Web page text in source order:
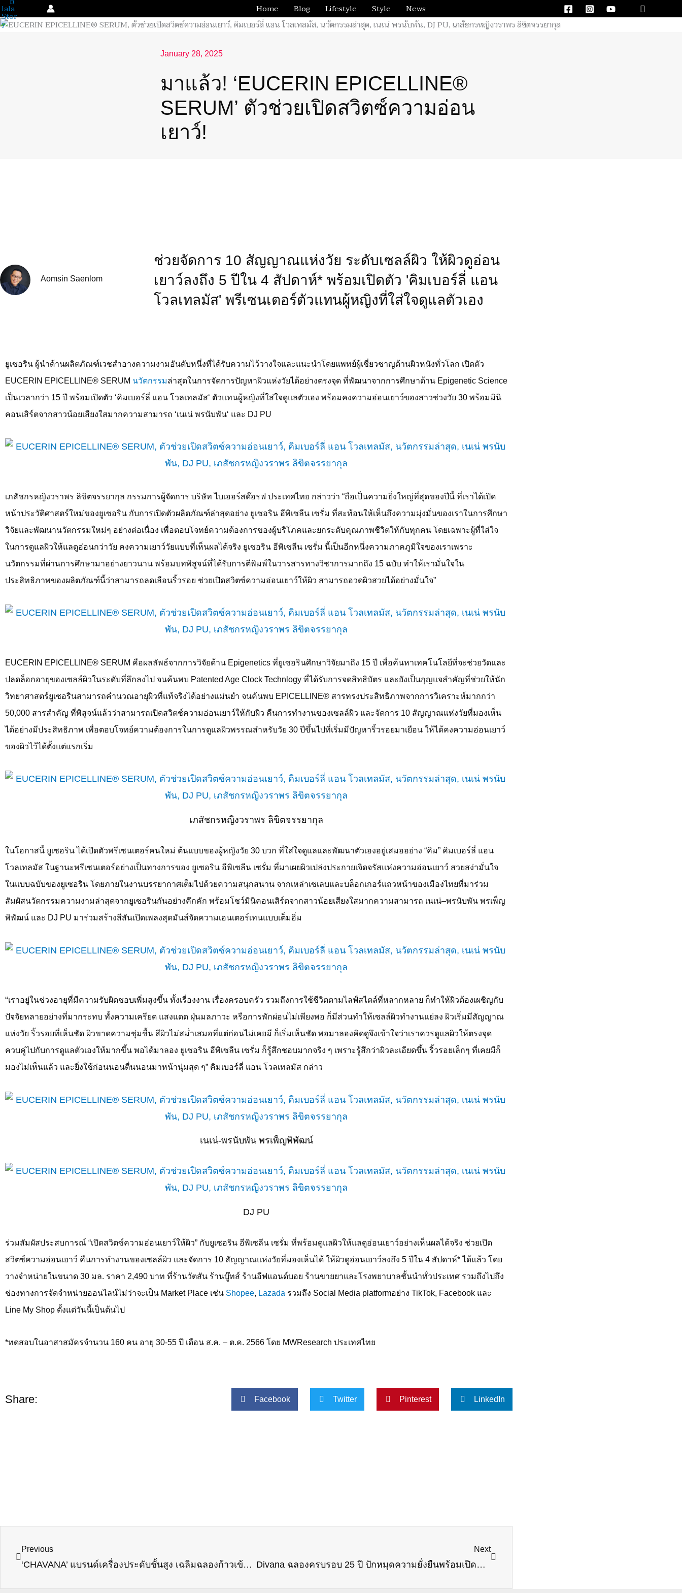
Skip
to
Home Blog Lifestyle Style News Search
January 28, 2025
มาแล้ว! ‘EUCERIN EPICELLINE®
SERUM’ ตัวช่วยเปิดสวิตซ์ความอ่อน
เยาว์!
Aomsin Saenlom
ช่วยจัดการ 10 สัญญาณแห่งวัย ระดับเซลล์ผิว ให้ผิวดูอ่อน
เยาว์ลงถึง 5 ปีใน 4 สัปดาห์* พร้อมเปิดตัว 'คิมเบอร์ลี่ แอน
โวลเทลมัส' พรีเซนเตอร์ตัวแทนผู้หญิงที่ใส่ใจดูแลตัวเอง
ยูเซอริน ผู้นำด้านผลิตภัณฑ์เวชสำอางความงามอันดับหนึ่งที่ได้รับความไว้วางใจและแนะนำโดยแพทย์ผู้เชี่ยวชาญด้านผิวหนังทั่วโลก เปิดตัว
EUCERIN EPICELLINE® SERUM นวัตกรรมล่าสุดในการจัดการปัญหาผิวแห่งวัยได้อย่างตรงจุด ที่พัฒนาจากการศึกษาด้าน Epigenetic Science
เป็นเวลากว่า 15 ปี พร้อมเปิดตัว ‘คิมเบอร์ลี่ แอน โวลเทลมัส‘ ตัวแทนผู้หญิงที่ใส่ใจดูแลตัวเอง พร้อมคงความอ่อนเยาว์ของสาวช่วงวัย 30 พร้อมมินิ
คอนเสิร์ตจากสาวน้อยเสียงใสมากความสามารถ ‘เนเน่ พรนับพัน‘ และ DJ PU
เภสัชกรหญิงวราพร ลิขิตจรรยากุล กรรมการผู้จัดการ บริษัท ไบเออร์สด๊อรฟ ประเทศไทย กล่าวว่า “ถือเป็นความยิ่งใหญ่ที่สุดของปีนี้ ที่เราได้เปิด
หน้าประวัติศาสตร์ใหม่ของยูเซอริน กับการเปิดตัวผลิตภัณฑ์ล่าสุดอย่าง ยูเซอริน อีพิเซลีน เซรั่ม ที่สะท้อนให้เห็นถึงความมุ่งมั่นของเราในการศึกษา
วิจัยและพัฒนานวัตกรรมใหม่ๆ อย่างต่อเนื่อง เพื่อตอบโจทย์ความต้องการของผู้บริโภคและยกระดับคุณภาพชีวิตให้กับทุกคน โดยเฉพาะผู้ที่ใส่ใจ
ในการดูแลผิวให้แลดูอ่อนกว่าวัย คงความเยาว์วัยแบบที่เห็นผลได้จริง ยูเซอริน อีพิเซลีน เซรั่ม นี้เป็นอีกหนึ่งความภาคภูมิใจของเราเพราะ
นวัตกรรมที่ผ่านการศึกษามาอย่างยาวนาน พร้อมบทพิสูจน์ที่ได้รับการตีพิมพ์ในวารสารทางวิชาการมากถึง 15 ฉบับ ทำให้เรามั่นใจใน
ประสิทธิภาพของผลิตภัณฑ์นี้ว่าสามารถลดเลือนริ้วรอย ช่วยเปิดสวิตซ์ความอ่อนเยาว์ให้ผิว สามารถอวดผิวสวยได้อย่างมั่นใจ”
EUCERIN EPICELLINE® SERUM คือผลลัพธ์จากการวิจัยด้าน Epigenetics ที่ยูเซอรินศึกษาวิจัยมาถึง 15 ปี เพื่อค้นหาเทคโนโลยีที่จะช่วยวัดและ
ปลดล็อกอายุของเซลล์ผิวในระดับที่ลึกลงไป จนค้นพบ Patented Age Clock Technlogy ที่ได้รับการจดสิทธิบัตร และยังเป็นกุญแจสำคัญที่ช่วยให้นัก
วิทยาศาสตร์ยูเซอรินสามารถคำนวณอายุผิวที่แท้จริงได้อย่างแม่นยำ จนค้นพบ EPICELLINE® สารทรงประสิทธิภาพจากการวิเคราะห์มากกว่า
50,000 สารสำคัญ ที่พิสูจน์แล้วว่าสามารถเปิดสวิตช์ความอ่อนเยาว์ให้กับผิว คืนการทำงานของเซลล์ผิว และจัดการ 10 สัญญาณแห่งวัยที่มองเห็น
ได้อย่างมีประสิทธิภาพ เพื่อตอบโจทย์ความต้องการในการดูแลผิวพรรณสำหรับวัย 30 ปีขึ้นไปที่เริ่มมีปัญหาริ้วรอยมาเยือน ให้ได้คงความอ่อนเยาว์
ของผิวไว้ได้ตั้งแต่แรกเริ่ม
เภสัชกรหญิงวราพร ลิขิตจรรยากุล
ในโอกาสนี้ ยูเซอริน ได้เปิดตัวพรีเซนเตอร์คนใหม่ ต้นแบบของผู้หญิงวัย 30 บวก ที่ใส่ใจดูแลและพัฒนาตัวเองอยู่เสมออย่าง “คิม” คิมเบอร์ลี่ แอน
โวลเทลมัส ในฐานะพรีเซนเตอร์อย่างเป็นทางการของ ยูเซอริน อีพิเซลีน เซรั่ม ที่มาเผยผิวเปล่งประกายเจิดจรัสแห่งความอ่อนเยาว์ สวยสง่ามั่นใจ
ในแบบฉบับของยูเซอริน โดยภายในงานบรรยากาศเต็มไปด้วยความสนุกสนาน จากเหล่าเซเลบและบล็อกเกอร์แถวหน้าของเมืองไทยที่มาร่วม
สัมผัสนวัตกรรมความงามล่าสุดจากยูเซอรินกันอย่างคึกคัก พร้อมโชว์มินิคอนเสิร์ตจากสาวน้อยเสียงใสมากความสามารถ เนเน่–พรนับพัน พรเพ็ญ
พิพัฒน์ และ DJ PU มาร่วมสร้างสีสันเปิดเพลงสุดมันส์จัดความเอนเตอร์เทนแบบเต็มอิ่ม
“เราอยู่ในช่วงอายุที่มีความรับผิดชอบเพิ่มสูงขึ้น ทั้งเรื่องงาน เรื่องครอบครัว รวมถึงการใช้ชีวิตตามไลฟ์สไตล์ที่หลากหลาย ก็ทำให้ผิวต้องเผชิญกับ
ปัจจัยหลายอย่างที่มากระทบ ทั้งความเครียด แสงแดด ฝุ่นมลภาวะ หรือการพักผ่อนไม่เพียงพอ ก็มีส่วนทำให้เซลล์ผิวทำงานแย่ลง ผิวเริ่มมีสัญญาณ
แห่งวัย ริ้วรอยที่เห็นชัด ผิวขาดความชุ่มชื้น สีผิวไม่สม่ำเสมอที่แต่ก่อนไม่เคยมี ก็เริ่มเห็นชัด พอมาลองคิดดูจึงเข้าใจว่าเราควรดูแลผิวให้ตรงจุด
ควบคู่ไปกับการดูแลตัวเองให้มากขึ้น พอได้มาลอง ยูเซอริน อีพิเซลีน เซรั่ม ก็รู้สึกชอบมากจริง ๆ เพราะรู้สึกว่าผิวละเอียดขึ้น ริ้วรอยเล็กๆ ที่เคยมีก็
มองไม่เห็นแล้ว และยิ่งใช้ก่อนนอนตื่นนอนมาหน้านุ่มสุด ๆ” คิมเบอร์ลี่ แอน โวลเทลมัส กล่าว
เนเน่-พรนับพัน พรเพ็ญพิพัฒน์
DJ PU
ร่วมสัมผัสประสบการณ์ “เปิดสวิตซ์ความอ่อนเยาว์ให้ผิว” กับยูเซอริน อีพิเซลีน เซรั่ม ที่พร้อมดูแลผิวให้แลดูอ่อนเยาว์อย่างเห็นผลได้จริง ช่วยเปิด
สวิตซ์ความอ่อนเยาว์ คืนการทำงานของเซลล์ผิว และจัดการ 10 สัญญาณแห่งวัยที่มองเห็นได้ ให้ผิวดูอ่อนเยาว์ลงถึง 5 ปีใน 4 สัปดาห์*ได้แล้ว โดย
วางจำหน่ายในขนาด 30 มล. ราคา 2,490 บาท ที่ร้านวัตสัน ร้านบู๊ทส์ ร้านอีฟแอนด์บอย ร้านขายยาและโรงพยาบาลชั้นนำทั่วประเทศ รวมถึงไปถึง
ช่องทางการจัดจำหน่ายออนไลน์ไม่ว่าจะเป็น Market Place เช่น Shopee, Lazada รวมถึง Social Media platformอย่าง TikTok, Facebook และ
Line My Shop ตั้งแต่วันนี้เป็นต้นไป
*ทดสอบในอาสาสมัครจำนวน 160 คน อายุ 30-55 ปี เดือน ส.ค. – ต.ค. 2566 โดย MWResearch ประเทศไทย
Share: Facebook Twitter Pinterest LinkedIn
Previous
‘CHAVANA’ แบรนด์เครื่องประดับชั้นสูง เฉลิมฉลองก้าวเข้าสู่ปีที่ 111 อย่างงดงาม
Next
Divana ฉลองครบรอบ 25 ปี ปักหมุดความยั่งยืนพร้อมเปิดตัว Perfume Oil